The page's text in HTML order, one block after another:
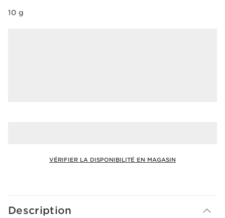
10 g
VÉRIFIER LA DISPONIBILITÉ EN MAGASIN
Description